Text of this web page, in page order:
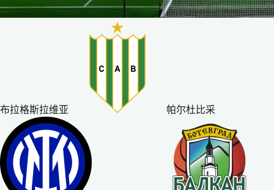
布拉格斯拉维亚 帕尔杜比采